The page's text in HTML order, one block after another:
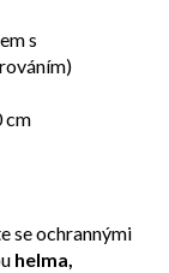
s
cm
se ochrannými
helma,